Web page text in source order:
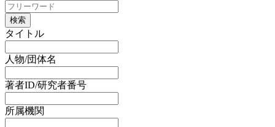
検索
タイトル
人物/団体名
著者ID/研究者番号
所属機関